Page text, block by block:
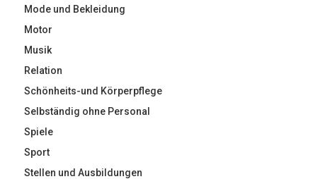
Mode und Bekleidung
Motor
Musik
Relation
Schönheits-und Körperpflege
Selbständig ohne Personal
Spiele
Sport
Stellen und Ausbildungen